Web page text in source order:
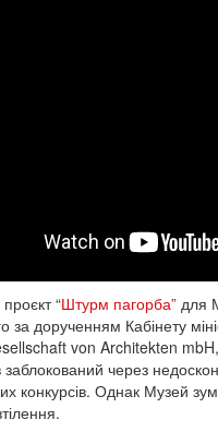
“Штурм пагорба”для
за дорученням Кабінету
von Architekten
через
конкурсів. Однак Музей